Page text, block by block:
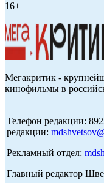
16+
Мегакритик -
кинофильмы в
Телефон редакции:
редакции:
Рекламный отдел:
Главный редактор